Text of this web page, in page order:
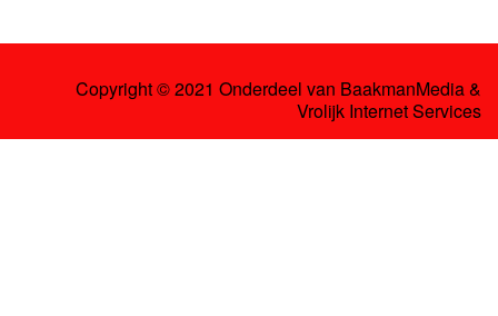
Copyright © 2021 Onderdeel van BaakmanMedia&
Vrolijk Internet Services